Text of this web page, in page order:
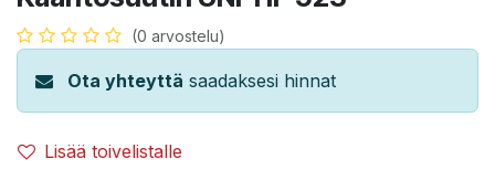
(0 arvostelu)
Ota yhteyttä saadaksesi hinnat
Lisää toivelistalle